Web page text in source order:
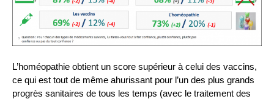
L’homéopathie obtient un score supérieur à celui des vaccins,
ce qui est tout de même ahurissant pour l’un des plus grands
progrès sanitaires de tous les temps (avec le traitement des